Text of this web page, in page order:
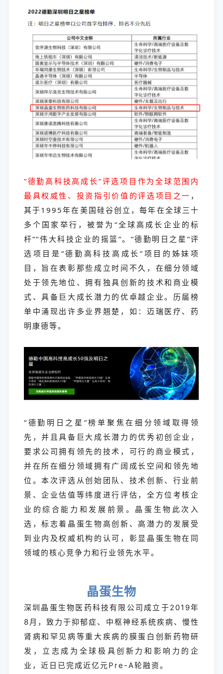
“德勤高科技高成长”评选项目作为全球范围内
最具权威性、投资指引价值的评选项目之一 ，
其于1995年在美国硅谷创立，每年在全球三十
多个国家举行，被誉为“全球高成长企业的标
杆”“伟大科技企业的摇篮”。“德勤明日之星”评
选项目是“德勤高科技高成长”项目的姊妹项
目，旨在表彰那些成立时间不久，在细分领域
处于领先地位、拥有独具创新的技术和商业模
式、具备巨大成长潜力的优卓越企业。历届榜
单中涌现出许多业界翘楚，如：迈瑞医疗、药
明康德等。
“德勤明日之星”榜单聚焦在细分领域取得领
先，并且具备巨大成长潜力的优秀初创企业，
要求公司拥有领先的技术，可行的商业模式，
并在所在细分领域拥有广阔成长空间和领先地
位。本次评选从创始团队、技术创新、行业前
景、企业估值等纬度进行评估，全方位考核企
业的综合能力和发展前景。 晶蛋生物此次入
选，标志着晶蛋生物高创新、高潜力的发展受
到业内及权威机构的认可，彰显晶蛋生物在同
领域的核心竞争力和行业领先水平。
晶蛋生物
深圳晶蛋生物医药科技有限公司成立于2019年
8月，致力于抑郁症、中枢神经系统疾病、慢性
肾病和罕见病等重大疾病的膜蛋白创新药物研
发，立志成为全球极具创新力和影响力的企
业，近日已完成近亿元Pre-A轮融资。